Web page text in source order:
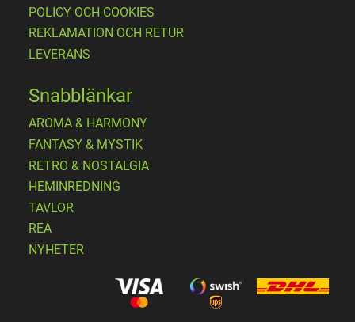
POLICY OCH COOKIES
REKLAMATION OCH RETUR
LEVERANS
Snabblänkar
AROMA & HARMONY
FANTASY & MYSTIK
RETRO & NOSTALGIA
HEMINREDNING
TAVLOR
REA
NYHETER